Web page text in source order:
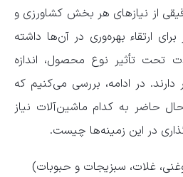
از نیازهای هر بخش کشاورزی و
ارتقاء بهره‌وری در آن‌ها داشته
تحت تأثیر نوع محصول، اندازه
دارند. در ادامه، بررسی می‌کنیم که
حاضر به کدام ماشین‌آلات نیاز
در این زمینه‌ها چیست.